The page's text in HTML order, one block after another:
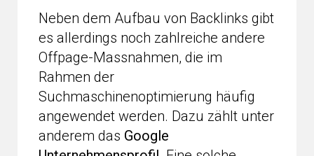
Neben dem Aufbau von Backlinks gibt
es allerdings noch zahlreiche andere
Offpage-Massnahmen, die im
Rahmen der
Suchmaschinenoptimierung häufig
angewendet werden. Dazu zählt unter
anderem das Google